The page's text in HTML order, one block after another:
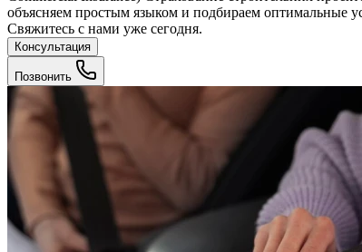
объясняем простым языком и подбираем оптимальные
Свяжитесь с нами уже сегодня.
Консультация
Позвонить